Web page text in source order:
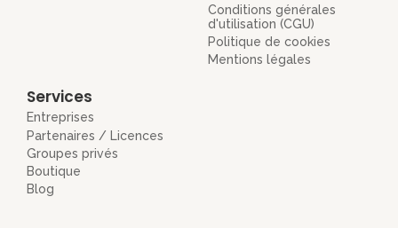
Conditions générales
d'utilisation (CGU)
Politique de cookies
Mentions légales
Services
Entreprises
Partenaires / Licences
Groupes privés
Boutique
Blog